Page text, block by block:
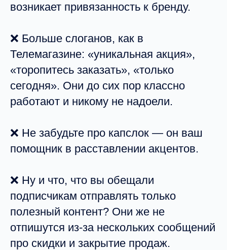
возникает привязанность к бренду.
❌ Больше слоганов, как в
Телемагазине: «уникальная акция»,
«торопитесь заказать», «только
сегодня». Они до сих пор классно
работают и никому не надоели.
❌ Не забудьте про капслок — он ваш
помощник в расставлении акцентов.
❌ Ну и что, что вы обещали
подписчикам отправлять только
полезный контент? Они же не
отпишутся из-за нескольких сообщений
про скидки и закрытие продаж.